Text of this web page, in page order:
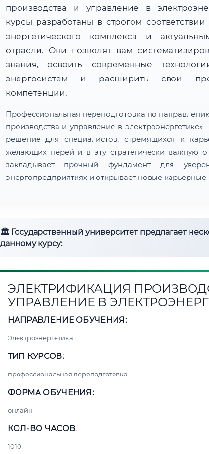
производства и управление в
курсы разработаны в строгом
энергетического комплекса и
отрасли. Они позволят вам
знания, освоить современные
энергосистем и расширить свои
компетенции.
Профессиональная переподготовка по
производства и управление в
решение для специалистов, стремящихся к
желающих перейти в эту стратегически важную
закладывает прочный фундамент для
энергопредприятиях и открывает новые карьерные
🏛 Государственный университет предлагает
данному курсу:
ЭЛЕКТРИФИКАЦИЯ
УПРАВЛЕНИЕ В
НАПРАВЛЕНИЕ ОБУЧЕНИЯ:
Электроэнергетика
ТИП КУРСОВ:
профессиональная переподготовка
ФОРМА ОБУЧЕНИЯ:
онлайн
КОЛ-ВО ЧАСОВ:
1010